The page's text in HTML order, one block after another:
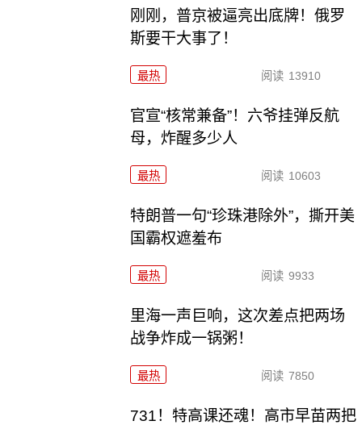
刚刚，普京被逼亮出底牌！俄罗
斯要干大事了！
最热 阅读 13910
官宣“核常兼备”！六爷挂弹反航
母，炸醒多少人
最热 阅读 10603
特朗普一句“珍珠港除外”，撕开美
国霸权遮羞布
最热 阅读 9933
里海一声巨响，这次差点把两场
战争炸成一锅粥！
最热 阅读 7850
731！特高课还魂！高市早苗两把